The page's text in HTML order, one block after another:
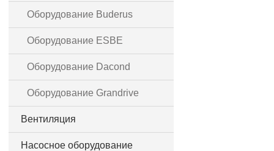
Оборудование Buderus
Оборудование ESBE
Оборудование Dacond
Оборудование Grandrive
Вентиляция
Насосное оборудование